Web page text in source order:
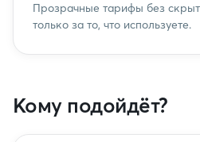
Прозрачные тарифы без
только за то, что используете.
Кому подойдёт?